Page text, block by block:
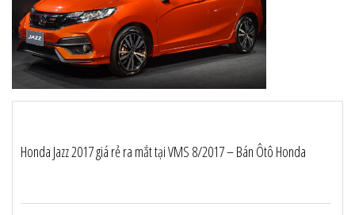
Honda Jazz 2017 giá rẻ ra mắt tại VMS 8/2017 – Bán Ôtô Honda